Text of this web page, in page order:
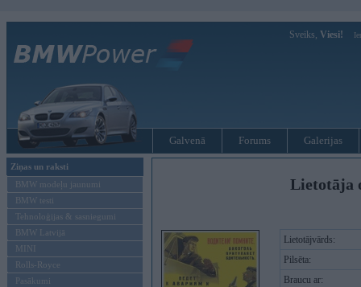
Sveiks, Viesi!
Galvenā Forums Galerijas
Ziņas un raksti
BMW modeļu jaunumi
BMW testi
Tehnoloģijas & sasniegumi
BMW Latvijā
MINI
Rolls-Royce
Pasākumi
Lietotāja
Lietotājvārds:
Pilsēta:
Braucu ar: